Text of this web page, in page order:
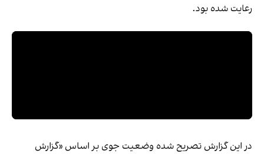
رعایت شده بود.
در این گزارش تصریح شده وضعیت جوی بر اساس «گزارش